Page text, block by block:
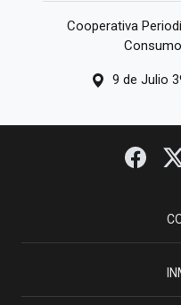
Cooperativa
9 de Julio